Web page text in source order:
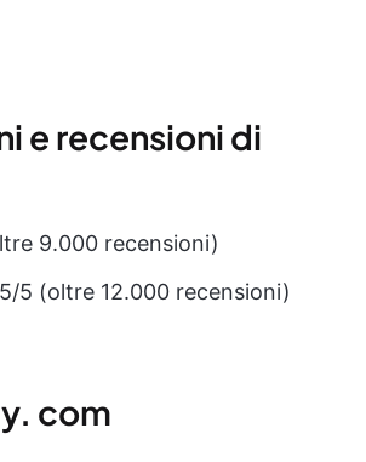
e recensioni di
9.000 recensioni)
5 (oltre 12.000 recensioni)
com